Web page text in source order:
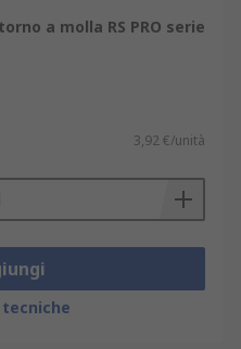
a molla RS PRO serie
3,92 €/unità
tecniche